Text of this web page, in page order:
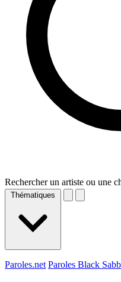
Rechercher un artiste ou une
Thématiques
Paroles.net Paroles Black